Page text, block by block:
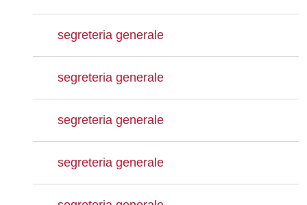
segreteria generale
segreteria generale
segreteria generale
segreteria generale